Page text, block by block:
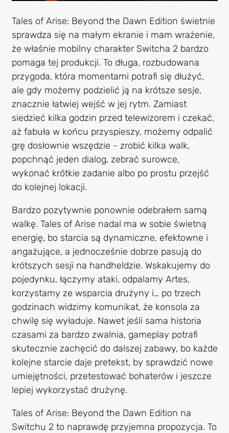
Tales of Arise: Beyond the Dawn Edition świetnie
sprawdza się na małym ekranie i mam wrażenie,
że właśnie mobilny charakter Switcha 2 bardzo
pomaga tej produkcji. To długa, rozbudowana
przygoda, która momentami potrafi się dłużyć,
ale gdy możemy podzielić ją na krótsze sesje,
znacznie łatwiej wejść w jej rytm. Zamiast
siedzieć kilka godzin przed telewizorem i czekać,
aż fabuła w końcu przyspieszy, możemy odpalić
grę dosłownie wszędzie - zrobić kilka walk,
popchnąć jeden dialog, zebrać surowce,
wykonać krótkie zadanie albo po prostu przejść
do kolejnej lokacji.
Bardzo pozytywnie ponownie odebrałem samą
walkę. Tales of Arise nadal ma w sobie świetną
energię, bo starcia są dynamiczne, efektowne i
angażujące, a jednocześnie dobrze pasują do
krótszych sesji na handheldzie. Wskakujemy do
pojedynku, łączymy ataki, odpalamy Artes,
korzystamy ze wsparcia drużyny i… po trzech
godzinach widzimy komunikat, że konsola za
chwilę się wyładuje. Nawet jeśli sama historia
czasami za bardzo zwalnia, gameplay potrafi
skutecznie zachęcić do dalszej zabawy, bo każde
kolejne starcie daje pretekst, by sprawdzić nowe
umiejętności, przetestować bohaterów i jeszcze
lepiej wykorzystać drużynę.
Tales of Arise: Beyond the Dawn Edition na
Switchu 2 to naprawdę przyjemna propozycja. To